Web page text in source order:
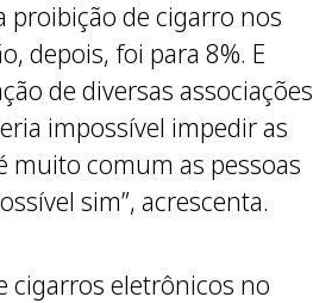
proibição de cigarro nos
depois, foi para 8%. E
de diversas associações
impossível impedir as
muito comum as pessoas
sim”, acrescenta.
cigarros eletrônicos no